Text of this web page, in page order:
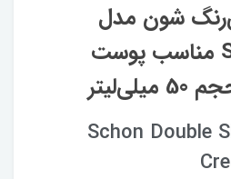
شون مدل
دابل‌شیلد SPF50 مناسب پوست
Schon Double